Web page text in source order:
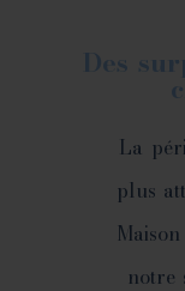
Des
La
plus
notre